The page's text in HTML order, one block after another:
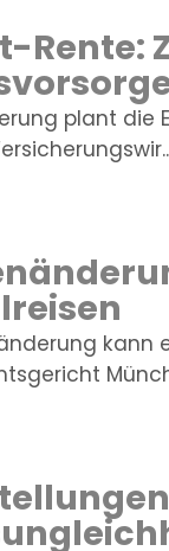
Rente:
plant die
und